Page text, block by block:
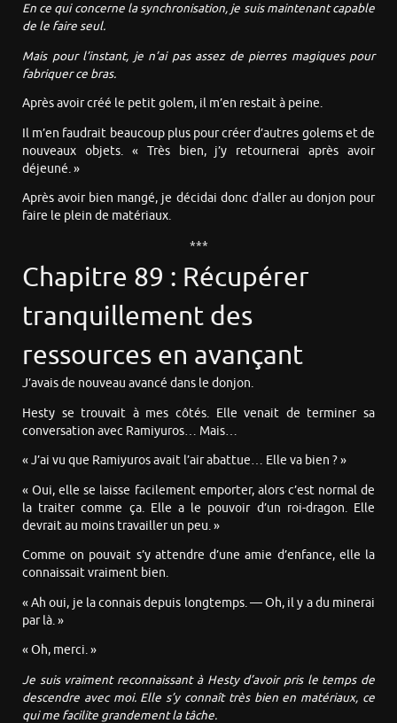
En ce qui concerne la synchronisation, je suis maintenant capable
de le faire seul.
Mais pour l’instant, je n’ai pas assez de pierres magiques pour
fabriquer ce bras.
Après avoir créé le petit golem, il m’en restait à peine.
Il m’en faudrait beaucoup plus pour créer d’autres golems et de
nouveaux objets. « Très bien, j’y retournerai après avoir
déjeuné. »
Après avoir bien mangé, je décidai donc d’aller au donjon pour
faire le plein de matériaux.
***
Chapitre 89 : Récupérer
tranquillement des
ressources en avançant
J’avais de nouveau avancé dans le donjon.
Hesty se trouvait à mes côtés. Elle venait de terminer sa
conversation avec Ramiyuros… Mais…
« J’ai vu que Ramiyuros avait l’air abattue… Elle va bien ? »
« Oui, elle se laisse facilement emporter, alors c’est normal de
la traiter comme ça. Elle a le pouvoir d’un roi-dragon. Elle
devrait au moins travailler un peu. »
Comme on pouvait s’y attendre d’une amie d’enfance, elle la
connaissait vraiment bien.
« Ah oui, je la connais depuis longtemps. — Oh, il y a du minerai
par là. »
« Oh, merci. »
Je suis vraiment reconnaissant à Hesty d’avoir pris le temps de
descendre avec moi. Elle s’y connaît très bien en matériaux, ce
qui me facilite grandement la tâche.